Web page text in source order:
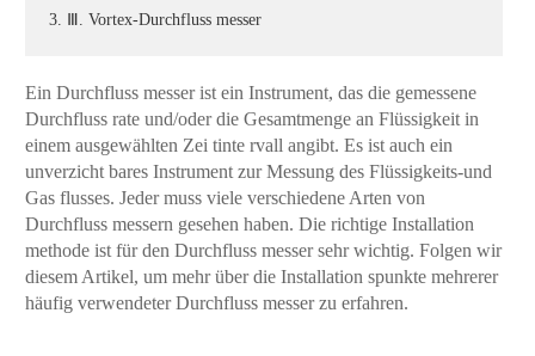
3. Ⅲ. Vortex-Durchfluss messer
Ein Durchfluss messer ist ein Instrument, das die gemessene
Durchfluss rate und/oder die Gesamtmenge an Flüssigkeit in
einem ausgewählten Zei tinte rvall angibt. Es ist auch ein
unverzicht bares Instrument zur Messung des Flüssigkeits-und
Gas flusses. Jeder muss viele verschiedene Arten von
Durchfluss messern gesehen haben. Die richtige Installation
methode ist für den Durchfluss messer sehr wichtig. Folgen wir
diesem Artikel, um mehr über die Installation spunkte mehrerer
häufig verwendeter Durchfluss messer zu erfahren.